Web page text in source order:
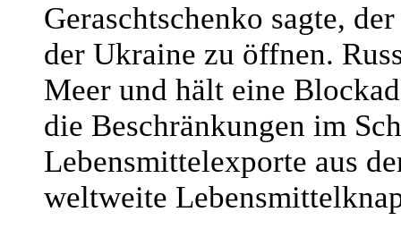
Geraschtschenko sagte,
der Ukraine zu öffnen.
Meer und hält eine
die Beschränkungen im
Lebensmittelexporte aus
weltweite